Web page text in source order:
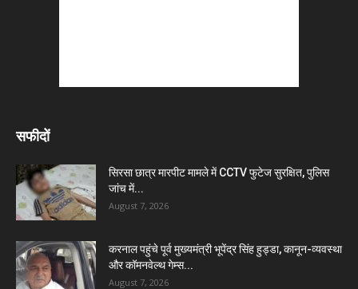
सफीदों
सिरसा छात्र मारपीट मामले में CCTV फुटेज सुरक्षित, पुलिस
जांच में...
August 7, 2026
करनाल पहुंचे पूर्व मुख्यमंत्री भूपेंद्र सिंह हुड्डा, कानून-व्यवस्था
और कॉमनवेल्थ गेम्स...
August 7, 2026